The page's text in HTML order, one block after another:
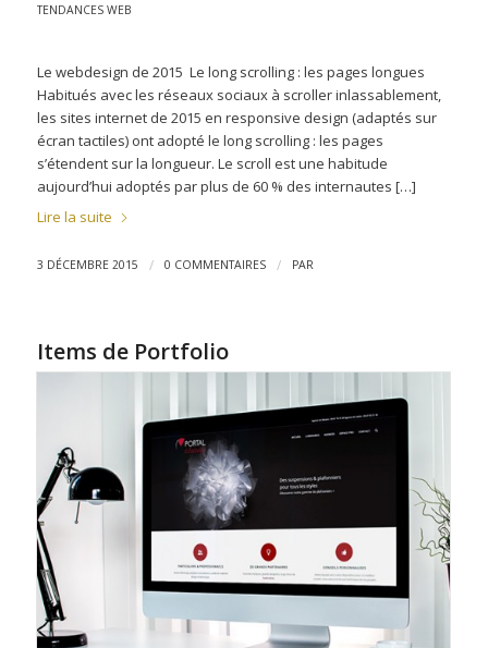
TENDANCES WEB
Le webdesign de 2015 Le long scrolling : les pages longues
Habitués avec les réseaux sociaux à scroller inlassablement,
les sites internet de 2015 en responsive design (adaptés sur
écran tactiles) ont adopté le long scrolling : les pages
s’étendent sur la longueur. Le scroll est une habitude
aujourd’hui adoptés par plus de 60 % des internautes […]
Lire la suite
3 DÉCEMBRE 2015 / 0 COMMENTAIRES / PAR
Items de Portfolio